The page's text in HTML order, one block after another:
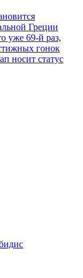
Греции
уже 69-й раз,
гонок
носит статус